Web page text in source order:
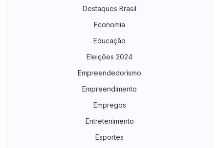
Destaques Brasil
Economia
Educação
Eleições 2024
Empreendedorismo
Empreendimento
Empregos
Entretenimento
Esportes